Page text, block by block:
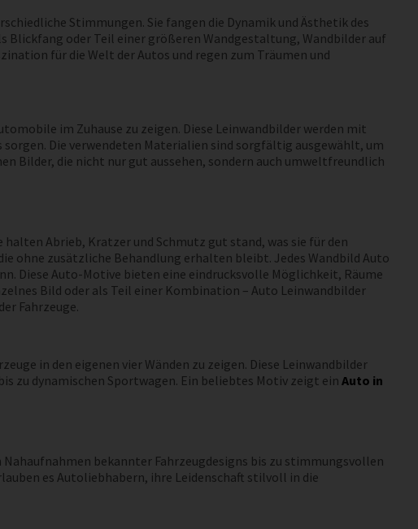
Stimmungen. Sie fangen die Dynamik und Ästhetik des
oder Teil einer größeren Wandgestaltung, Wandbilder auf
für die Welt der Autos und regen zum Träumen und
im Zuhause zu zeigen. Diese Leinwandbilder werden mit
Die verwendeten Materialien sind sorgfältig ausgewählt, um
Bilder, die nicht nur gut aussehen, sondern auch umweltfreundlich
Abrieb, Kratzer und Schmutz gut stand, was sie für den
ohne zusätzliche Behandlung erhalten bleibt. Jedes Wandbild Auto
Diese Auto-Motive bieten eine eindrucksvolle Möglichkeit, Räume
Bild oder als Teil einer Kombination – Auto Leinwandbilder
Fahrzeuge.
in den eigenen vier Wänden zu zeigen. Diese Leinwandbilder
zu dynamischen Sportwagen. Ein beliebtes Motiv zeigt ein Auto in
bekannter Fahrzeugdesigns bis zu stimmungsvollen
es Autoliebhabern, ihre Leidenschaft stilvoll in die